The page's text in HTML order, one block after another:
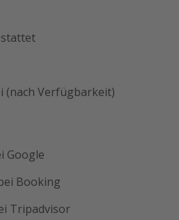
(nach Verfügbarkeit)
Google
Booking
Tripadvisor